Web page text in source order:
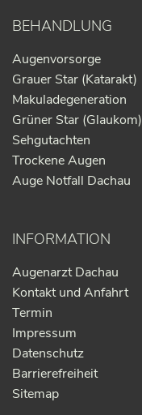
BEHANDLUNG
Augenvorsorge
Grauer Star (Katarakt)
Makuladegeneration
Grüner Star (Glaukom)
Sehgutachten
Trockene Augen
Auge Notfall Dachau
INFORMATION
Augenarzt Dachau
Kontakt und Anfahrt
Termin
Impressum
Datenschutz
Barrierefreiheit
Sitemap